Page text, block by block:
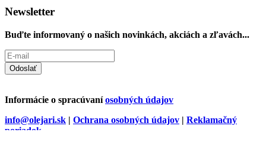
Newsletter
Buďte informovaný o našich novinkách, akciách a zľavách...
Odoslať
Informácie o spracúvaníosobných údajov
info@olejari.sk | Ochrana osobných údajov | Reklamačný
poriadok